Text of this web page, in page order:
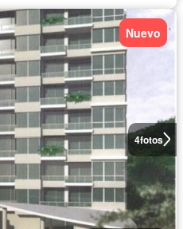
4fotos
Nuevo